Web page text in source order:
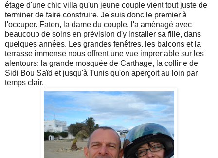
étage d'une chic villa qu'un jeune couple vient tout juste de
terminer de faire construire. Je suis donc le premier à
l'occuper. Faten, la dame du couple, l'a aménagé avec
beaucoup de soins en prévision d'y installer sa fille, dans
quelques années. Les grandes fenêtres, les balcons et la
terrasse immense nous offrent une vue imprenable sur les
alentours: la grande mosquée de Carthage, la colline de
Sidi Bou Saïd et jusqu'à Tunis qu'on aperçoit au loin par
temps clair.